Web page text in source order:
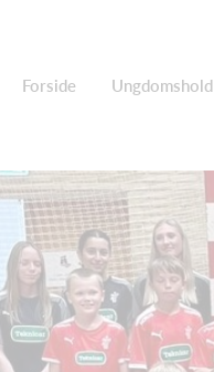
Forside Ungdomshold